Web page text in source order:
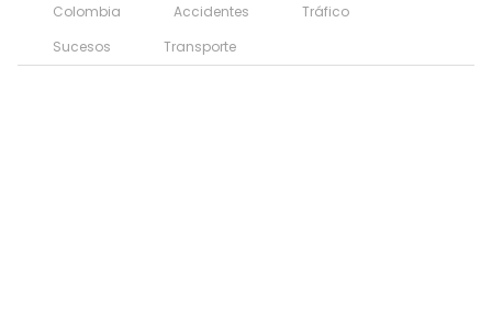
Colombia
Accidentes
Tráfico
Sucesos
Transporte